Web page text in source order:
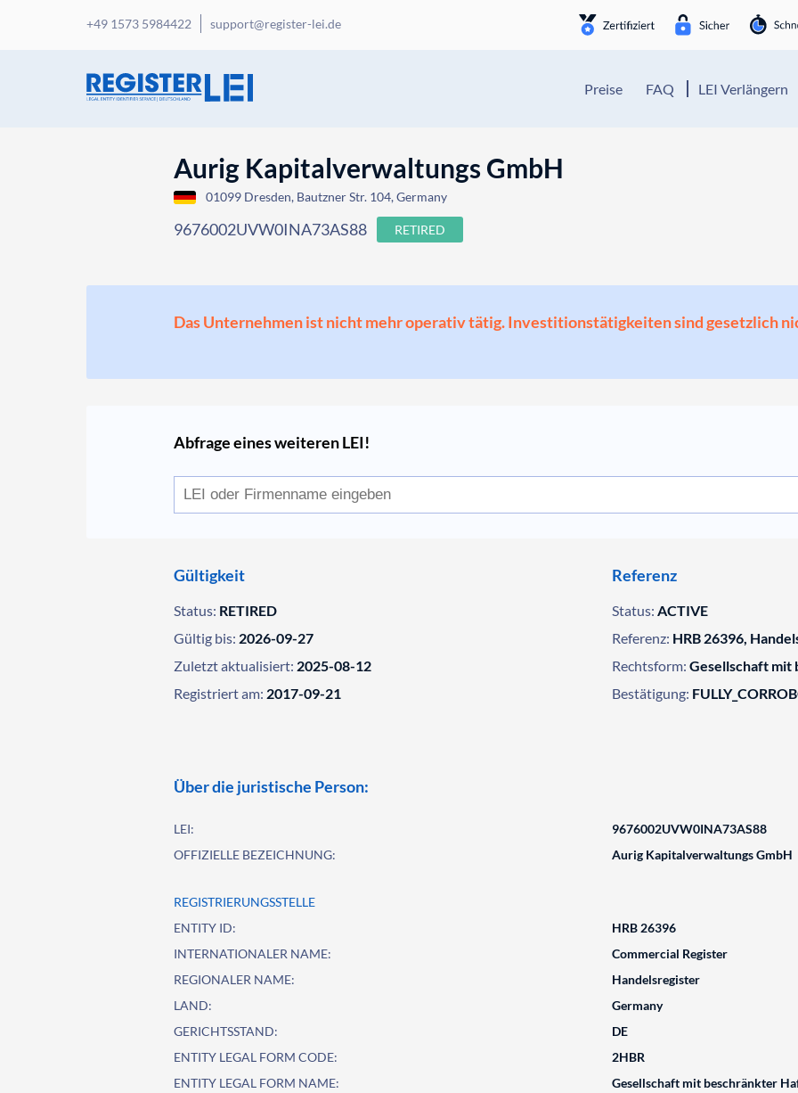
+49 1573 5984422 support@register-lei.de
Preise FAQ LEI Verlängern
Aurig Kapitalverwaltungs GmbH
01099 Dresden, Bautzner Str. 104, Germany
9676002UVW0INA73AS88 RETIRED
Das Unternehmen ist nicht mehr operativ tätig. Investitionstätigkeiten sind gesetzlich
Abfrage eines weiteren LEI!
Gültigkeit
Status: RETIRED
Gültig bis: 2026-09-27
Zuletzt aktualisiert: 2025-08-12
Registriert am: 2017-09-21
Referenz
Status: ACTIVE
Referenz: HRB 26396,
Rechtsform: Gesellschaft mit
Bestätigung:
Über die juristische Person:
LEI:
9676002UVW0INA73AS88
OFFIZIELLE BEZEICHNUNG:
Aurig Kapitalverwaltungs GmbH
REGISTRIERUNGSSTELLE
ENTITY ID:
HRB 26396
INTERNATIONALER NAME:
Commercial Register
REGIONALER NAME:
Handelsregister
LAND:
Germany
GERICHTSSTAND:
DE
ENTITY LEGAL FORM CODE:
2HBR
ENTITY LEGAL FORM NAME:
Gesellschaft mit beschränkter